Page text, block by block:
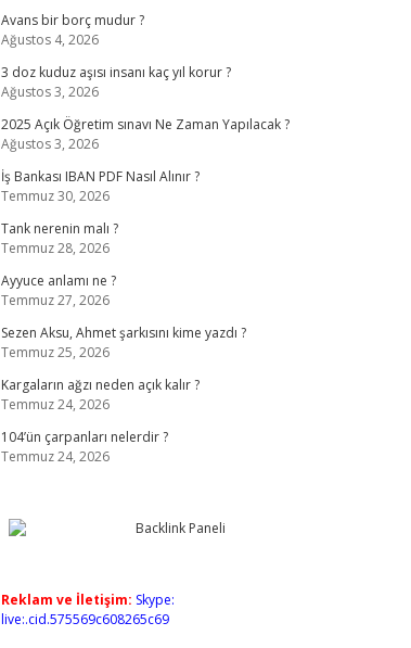
Avans bir borç mudur ?
Ağustos 4, 2026
3 doz kuduz aşısı insanı kaç yıl korur ?
Ağustos 3, 2026
2025 Açık Öğretim sınavı Ne Zaman Yapılacak ?
Ağustos 3, 2026
İş Bankası IBAN PDF Nasıl Alınır ?
Temmuz 30, 2026
Tank nerenin malı ?
Temmuz 28, 2026
Ayyuce anlamı ne ?
Temmuz 27, 2026
Sezen Aksu, Ahmet şarkısını kime yazdı ?
Temmuz 25, 2026
Kargaların ağzı neden açık kalır ?
Temmuz 24, 2026
104’ün çarpanları nelerdir ?
Temmuz 24, 2026
Reklam ve İletişim: Skype:
live:.cid.575569c608265c69